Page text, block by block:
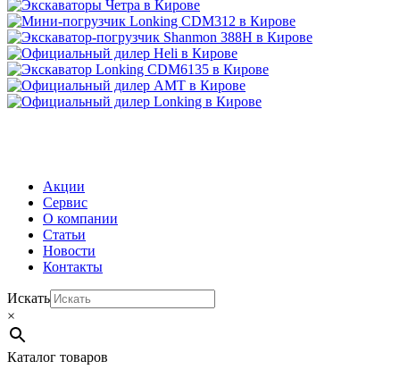
Акции
Сервис
О компании
Статьи
Новости
Контакты
Искать
×
Каталог товаров